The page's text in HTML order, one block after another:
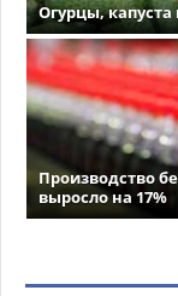
Огурцы,
Производство
выросло на 17%